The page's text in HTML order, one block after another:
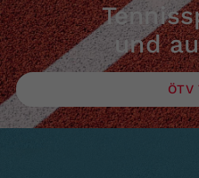
und
ÖTV